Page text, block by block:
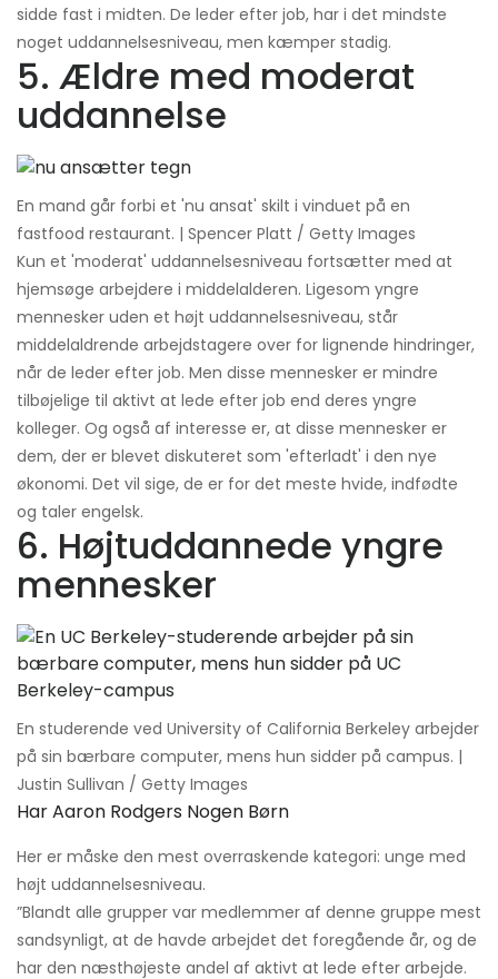
sidde fast i midten. De leder efter job, har i det mindste
noget uddannelsesniveau, men kæmper stadig.
5. Ældre med moderat
uddannelse
En mand går forbi et 'nu ansat' skilt i vinduet på en
fastfood restaurant. | Spencer Platt / Getty Images
Kun et 'moderat' uddannelsesniveau fortsætter med at
hjemsøge arbejdere i middelalderen. Ligesom yngre
mennesker uden et højt uddannelsesniveau, står
middelaldrende arbejdstagere over for lignende hindringer,
når de leder efter job. Men disse mennesker er mindre
tilbøjelige til aktivt at lede efter job end deres yngre
kolleger. Og også af interesse er, at disse mennesker er
dem, der er blevet diskuteret som 'efterladt' i den nye
økonomi. Det vil sige, de er for det meste hvide, indfødte
og taler engelsk.
6. Højtuddannede yngre
mennesker
En studerende ved University of California Berkeley arbejder
på sin bærbare computer, mens hun sidder på campus. |
Justin Sullivan / Getty Images
Har Aaron Rodgers Nogen Børn
Her er måske den mest overraskende kategori: unge med
højt uddannelsesniveau.
”Blandt alle grupper var medlemmer af denne gruppe mest
sandsynligt, at de havde arbejdet det foregående år, og de
har den næsthøjeste andel af aktivt at lede efter arbejde.